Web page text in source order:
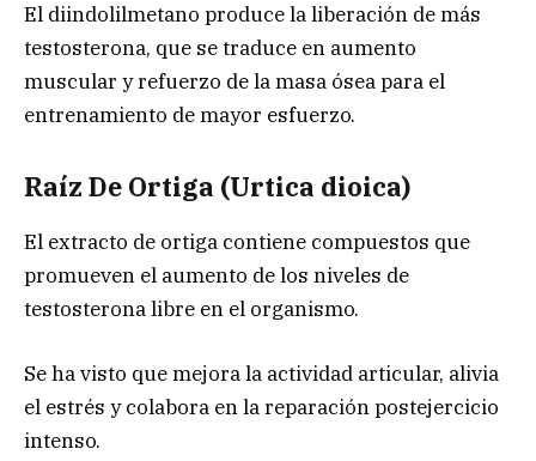
El diindolilmetano produce la liberación de más
testosterona, que se traduce en aumento
muscular y refuerzo de la masa ósea para el
entrenamiento de mayor esfuerzo.
Raíz De Ortiga (Urtica dioica)
El extracto de ortiga contiene compuestos que
promueven el aumento de los niveles de
testosterona libre en el organismo.
Se ha visto que mejora la actividad articular, alivia
el estrés y colabora en la reparación postejercicio
intenso.